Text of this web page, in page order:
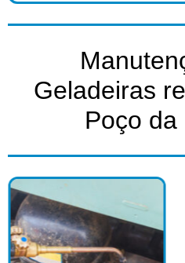
Geladeiras
Poço da